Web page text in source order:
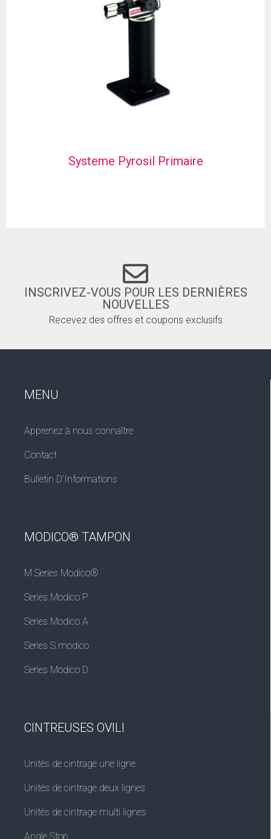
Systeme Pyrosil Primaire
INSCRIVEZ-VOUS POUR LES DERNIÈRES
NOUVELLES
Recevez des offres et coupons exclusifs
MENU
Apprenez à nous connaître
Contact
Bulletin D’Informations
MODICO® TAMPON
M Series Modico®
Series Modico P
Series Modico A
Series S modico
Series Modico D
CINTREUSES OVILI
Unités de cintrage une ligne
Unités de cintrage deux lignes
Unités de cintrage multi lignes
Angle Stop